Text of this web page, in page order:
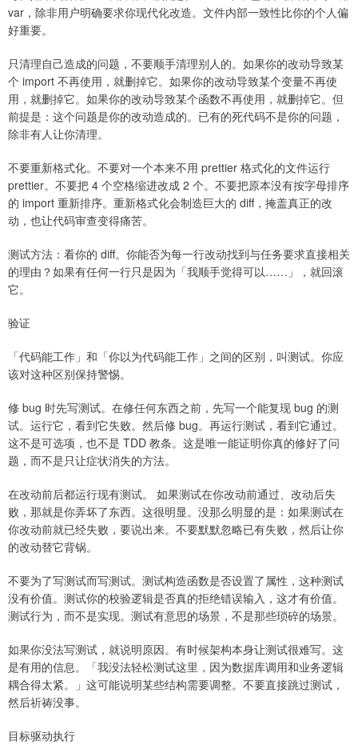
var，除非用户明确要求你现代化改造。文件内部一致性比你的个人偏
好重要。
只清理自己造成的问题，不要顺手清理别人的。如果你的改动导致某
个 import 不再使用，就删掉它。如果你的改动导致某个变量不再使
用，就删掉它。如果你的改动导致某个函数不再使用，就删掉它。但
前提是：这个问题是你的改动造成的。已有的死代码不是你的问题，
除非有人让你清理。
不要重新格式化。不要对一个本来不用 prettier 格式化的文件运行
prettier。不要把 4 个空格缩进改成 2 个。不要把原本没有按字母排序
的 import 重新排序。重新格式化会制造巨大的 diff，掩盖真正的改
动，也让代码审查变得痛苦。
测试方法：看你的 diff。你能否为每一行改动找到与任务要求直接相关
的理由？如果有任何一行只是因为「我顺手觉得可以……」，就回滚
它。
验证
「代码能工作」和「你以为代码能工作」之间的区别，叫测试。你应
该对这种区别保持警惕。
修 bug 时先写测试。在修任何东西之前，先写一个能复现 bug 的测
试。运行它，看到它失败。然后修 bug。再运行测试，看到它通过。
这不是可选项，也不是 TDD 教条。这是唯一能证明你真的修好了问
题，而不是只让症状消失的方法。
在改动前后都运行现有测试。 如果测试在你改动前通过、改动后失
败，那就是你弄坏了东西。这很明显。没那么明显的是：如果测试在
你改动前就已经失败，要说出来。不要默默忽略已有失败，然后让你
的改动替它背锅。
不要为了写测试而写测试。测试构造函数是否设置了属性，这种测试
没有价值。测试你的校验逻辑是否真的拒绝错误输入，这才有价值。
测试行为，而不是实现。测试有意思的场景，不是那些琐碎的场景。
如果你没法写测试，就说明原因。有时候架构本身让测试很难写。这
是有用的信息。「我没法轻松测试这里，因为数据库调用和业务逻辑
耦合得太紧。」这可能说明某些结构需要调整。不要直接跳过测试，
然后祈祷没事。
目标驱动执行